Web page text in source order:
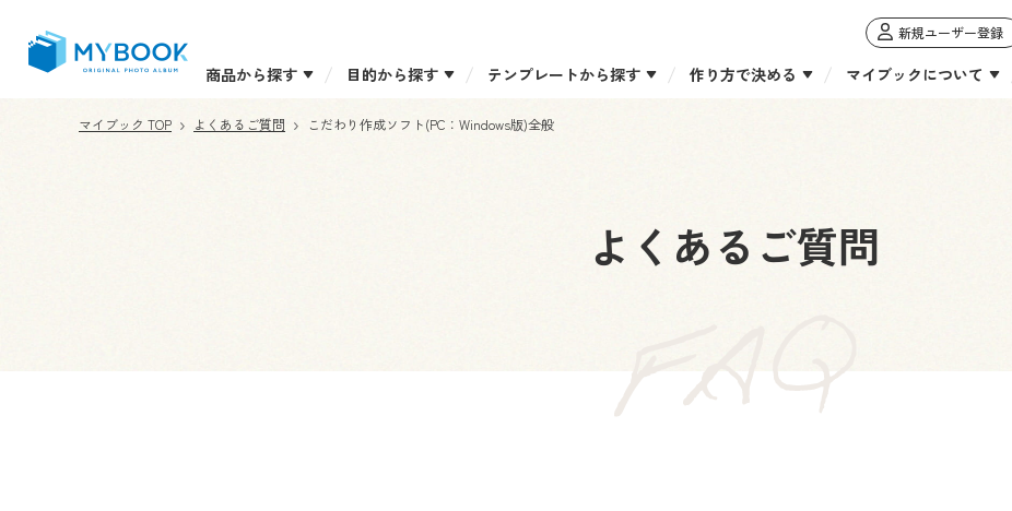
新規ユーザー登録
商品から探す 目的から探す テンプレートから探す 作り方で決める マイブックについて
マイブック TOP よくあるご質問 こだわり作成ソフト(PC：Windows版)全般
よくあるご質問